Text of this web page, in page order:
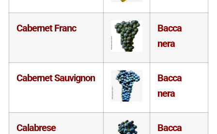
Cabernet Franc
Bacca
nera
Cabernet Sauvignon
Bacca
nera
Calabrese
Bacca